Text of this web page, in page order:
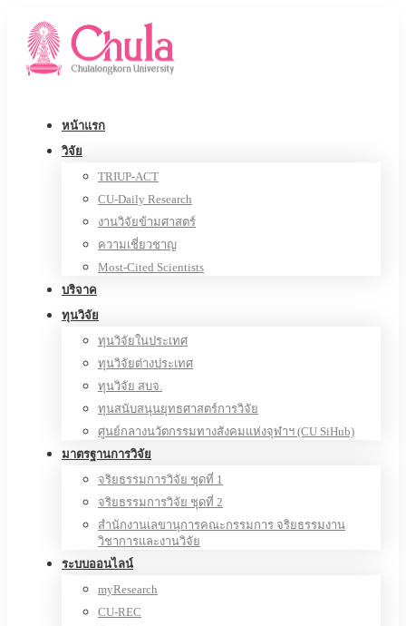
หน้าแรก
วิจัย
TRIUP-ACT
CU-Daily Research
งานวิจัยข้ามศาสตร์
ความเชี่ยวชาญ
Most-Cited Scientists
บริจาค
ทุนวิจัย
ทุนวิจัยในประเทศ
ทุนวิจัยต่างประเทศ
ทุนวิจัย สบจ.
ทุนสนับสนุนยุทธศาสตร์การวิจัย
ศูนย์กลางนวัตกรรมทางสังคมแห่งจุฬาฯ (CU SiHub)
มาตรฐานการวิจัย
จริยธรรมการวิจัย ชุดที่ 1
จริยธรรมการวิจัย ชุดที่ 2
สำนักงานเลขานุการคณะกรรมการ จริยธรรมงาน
วิชาการและงานวิจัย
ระบบออนไลน์
myResearch
CU-REC